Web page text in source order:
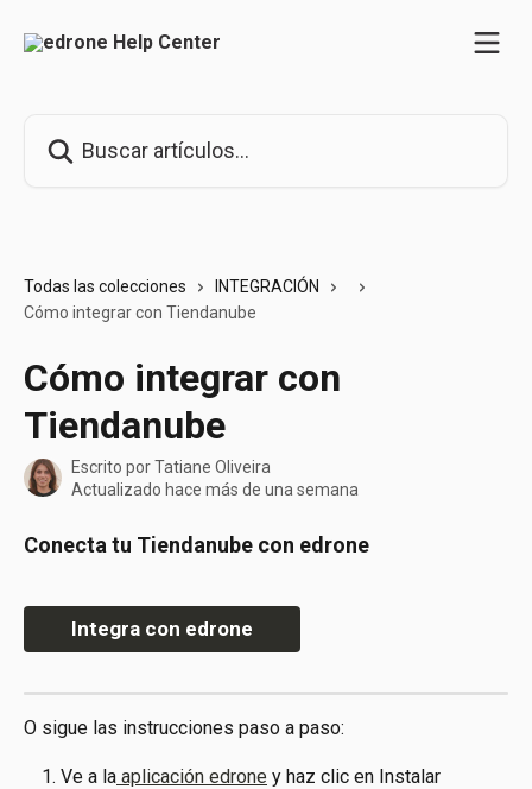
Todas las colecciones
INTEGRACIÓN
Cómo integrar con Tiendanube
Cómo integrar con
Tiendanube
Escrito porTatiane Oliveira
Actualizado hace más de una semana
Conecta tu Tiendanube con edrone
Integra con edrone
O sigue las instrucciones paso a paso:
Ve a la aplicación edrone y haz clic en Instalar